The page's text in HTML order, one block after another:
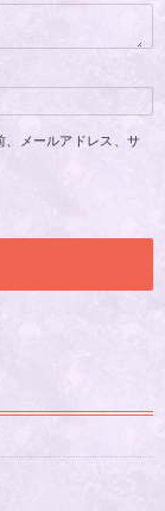
、メールアドレス、サ